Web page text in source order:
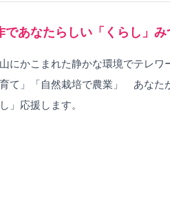
あなたらしい「くらし」み
山にかこまれた静かな環境でテレワ
て」「自然栽培で農業」 あなた
」応援します。